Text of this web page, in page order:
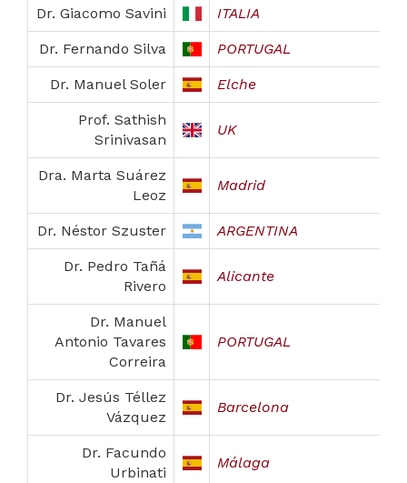
Dr. Giacomo Savini ITALIA
Dr. Fernando Silva PORTUGAL
Dr. Manuel Soler Elche
Prof. Sathish
Srinivasan
UK
Dra. Marta Suárez
Leoz
Madrid
Dr. Néstor Szuster ARGENTINA
Dr. Pedro Tañá
Rivero
Alicante
Dr. Manuel
Antonio Tavares
Correira
PORTUGAL
Dr. Jesús Téllez
Vázquez
Barcelona
Dr. Facundo
Urbinati
Málaga